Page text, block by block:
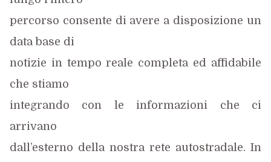
percorso consente di avere a disposizione un
data base di
notizie in tempo reale completa ed affidabile
che stiamo
integrando con le informazioni che ci
arrivano
dall’esterno della nostra rete autostradale. In